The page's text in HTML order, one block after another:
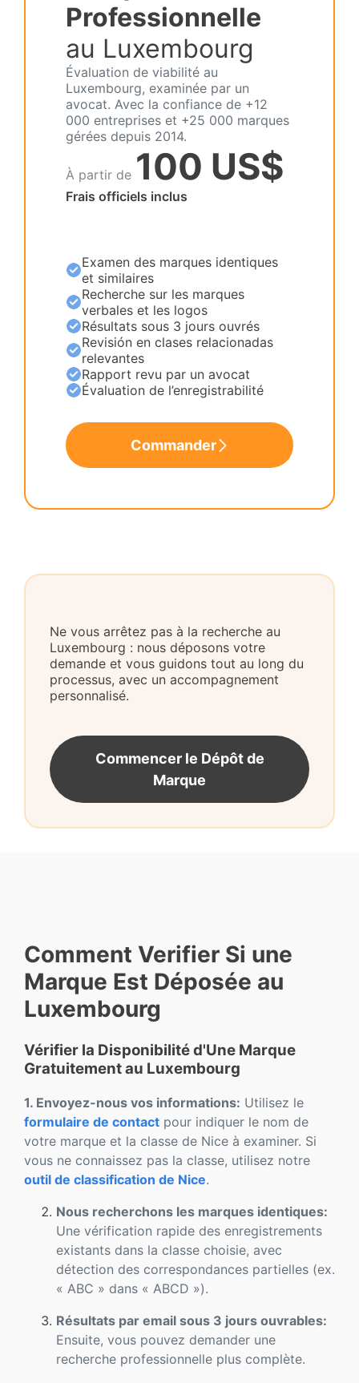
Professionnelle
au Luxembourg
Évaluation de viabilité au
Luxembourg, examinée par un
avocat. Avec la confiance de +12
000 entreprises et +25 000 marques
gérées depuis 2014.
À partir de 100 US$
Frais officiels inclus
Commander
Examen des marques identiques
et similaires
Recherche sur les marques
verbales et les logos
Résultats sous 3 jours ouvrés
Revisión en clases relacionadas
relevantes
Rapport revu par un avocat
Évaluation de l’enregistrabilité
Ne vous arrêtez pas à la recherche au
Luxembourg : nous déposons votre
demande et vous guidons tout au long du
processus, avec un accompagnement
personnalisé.
Commencer le Dépôt de
Marque
Comment Verifier Si une
Marque Est Déposée au
Luxembourg
Vérifier la Disponibilité d'Une Marque
Gratuitement au Luxembourg
1. Envoyez-nous vos informations: Utilisez le
formulaire de contact pour indiquer le nom de
votre marque et la classe de Nice à examiner. Si
vous ne connaissez pas la classe, utilisez notre
outil de classification de Nice.
Nous recherchons les marques identiques:
Une vérification rapide des enregistrements
existants dans la classe choisie, avec
détection des correspondances partielles (ex.
« ABC » dans « ABCD »).
Résultats par email sous 3 jours ouvrables:
Ensuite, vous pouvez demander une
recherche professionnelle plus complète.